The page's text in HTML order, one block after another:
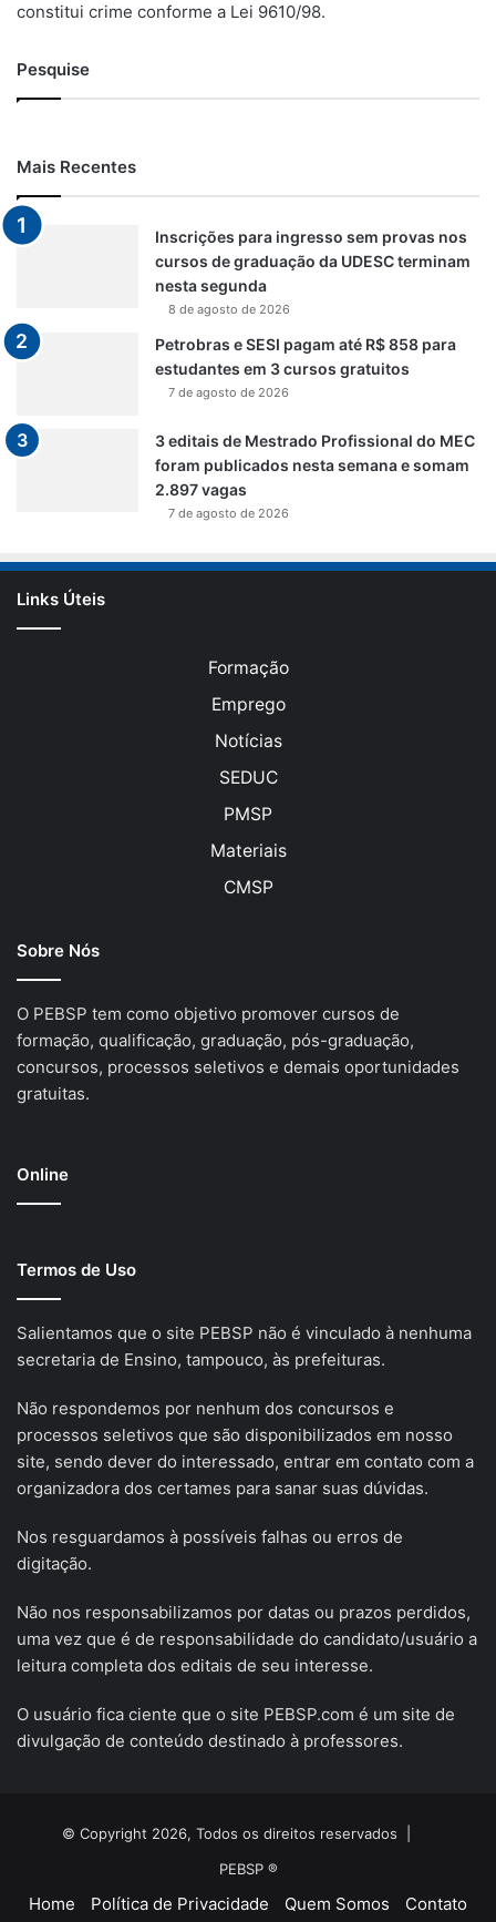
constitui crime conforme a Lei 9610/98.
Pesquise
Mais Recentes
Inscrições para ingresso sem provas nos
cursos de graduação da UDESC terminam
nesta segunda
8 de agosto de 2026
Petrobras e SESI pagam até R$ 858 para
estudantes em 3 cursos gratuitos
7 de agosto de 2026
3 editais de Mestrado Profissional do MEC
foram publicados nesta semana e somam
2.897 vagas
7 de agosto de 2026
Links Úteis
Formação
Emprego
Notícias
SEDUC
PMSP
Materiais
CMSP
Sobre Nós
O PEBSP tem como objetivo promover cursos de
formação, qualificação, graduação, pós-graduação,
concursos, processos seletivos e demais oportunidades
gratuitas.
Online
Termos de Uso
Salientamos que o site PEBSP não é vinculado à nenhuma
secretaria de Ensino, tampouco, às prefeituras.
Não respondemos por nenhum dos concursos e
processos seletivos que são disponibilizados em nosso
site, sendo dever do interessado, entrar em contato com a
organizadora dos certames para sanar suas dúvidas.
Nos resguardamos à possíveis falhas ou erros de
digitação.
Não nos responsabilizamos por datas ou prazos perdidos,
uma vez que é de responsabilidade do candidato/usuário a
leitura completa dos editais de seu interesse.
O usuário fica ciente que o site PEBSP.com é um site de
divulgação de conteúdo destinado à professores.
© Copyright 2026, Todos os direitos reservados |
PEBSP ®
Home Política de Privacidade Quem Somos Contato